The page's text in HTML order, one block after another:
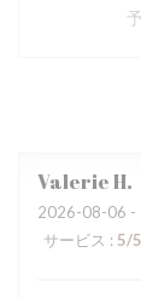
ValerieH
2026-08-06 -
サービス : 5/5